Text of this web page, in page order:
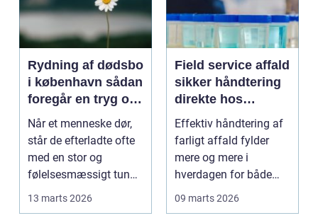
Rydning af dødsbo
i københavn sådan
foregår en tryg og
effektiv proces
Når et menneske dør,
står de efterladte ofte
med en stor og
følelsesmæssigt tung
opgave: at få rydde...
13 marts 2026
Field service affald
sikker håndtering
direkte hos
virksomheden
Effektiv håndtering af
farligt affald fylder
mere og mere i
hverdagen for både
produktionsvirksomhe
09 marts 2026